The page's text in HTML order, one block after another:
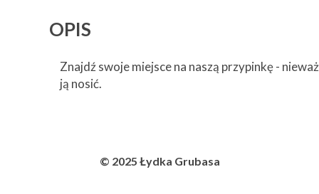
OPIS
Znajdź swoje miejsce na naszą przypinkę -
ją nosić.
© 2025 Łydka Grubasa